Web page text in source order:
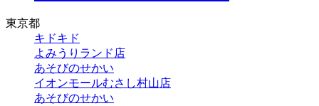
東京都
キドキド
よみうりランド店
あそびのせかい
イオンモールむさし村山店
あそびのせかい